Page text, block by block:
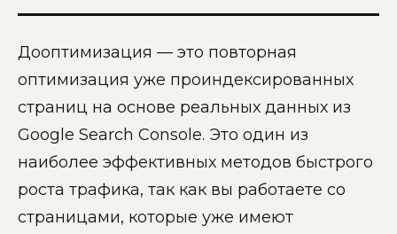
Дооптимизация — это повторная
оптимизация уже проиндексированных
страниц на основе реальных данных из
Google Search Console. Это один из
наиболее эффективных методов быстрого
роста трафика, так как вы работаете со
страницами, которые уже имеют